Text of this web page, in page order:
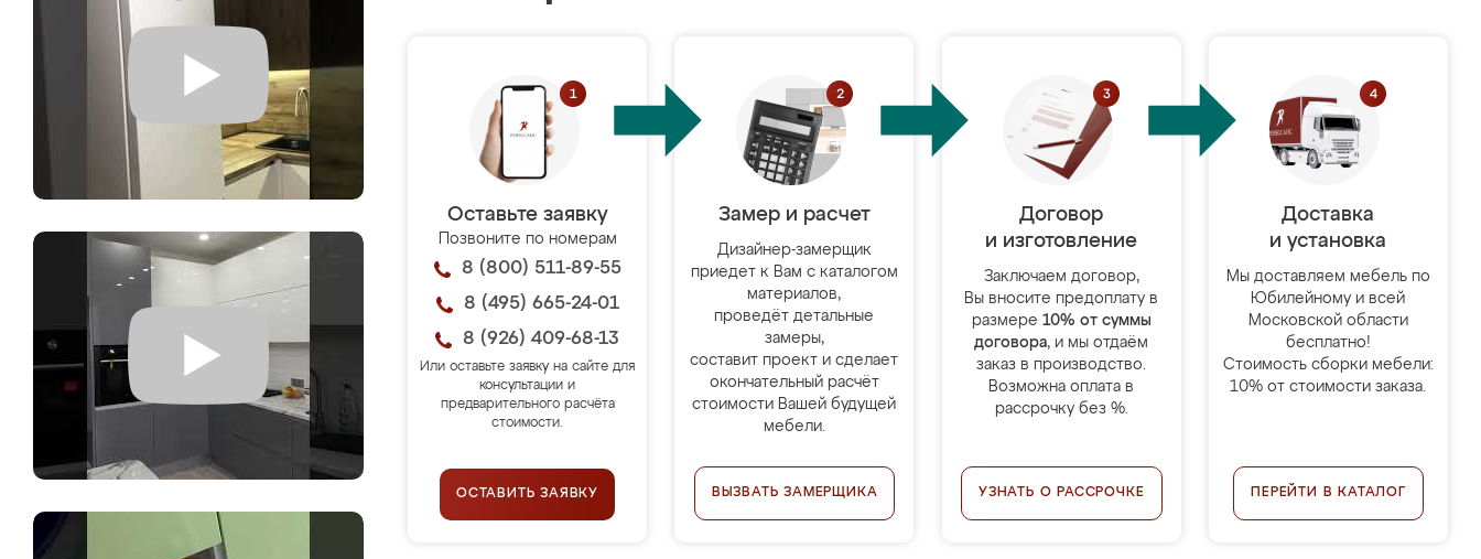
Оставьте заявку
Позвоните по номерам
8 (800) 511-89-55
8 (495) 665-24-01
8 (926) 409-68-13
Или оставьте заявку на сайте для
консультации и
предварительного расчёта
стоимости.
ОСТАВИТЬ ЗАЯВКУ
Замер и расчет
Дизайнер-замерщик
приедет к Вам с каталогом
материалов,
проведёт детальные
замеры,
составит проект и сделает
окончательный расчёт
стоимости Вашей будущей
мебели.
ВЫЗВАТЬ ЗАМЕРЩИКА
Договор
и изготовление
Заключаем договор,
Вы вносите предоплату в
размере 10% от суммы
договора, и мы отдаём
заказ в производство.
Возможна оплата в
рассрочку без %.
УЗНАТЬ О РАССРОЧКЕ
Доставка
и установка
Мы доставляем мебель по
Юбилейному и всей
Московской области
бесплатно!
Стоимость сборки мебели:
10% от стоимости заказа.
ПЕРЕЙТИ В КАТАЛОГ